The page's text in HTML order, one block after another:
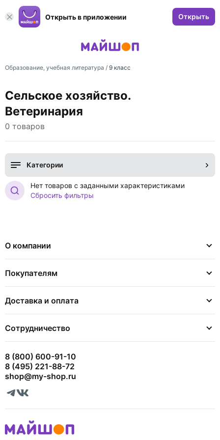
Открыть в приложении Открыть
Образование, учебная литература / 9 класс
Сельское хозяйство.
Ветеринария
0 товаров
Категории
Нет товаров с заданными характеристиками
Сбросить фильтры
О компании
Покупателям
Доставка и оплата
Сотрудничество
8 (800) 600-91-10
8 (495) 221-88-72
shop@my-shop.ru